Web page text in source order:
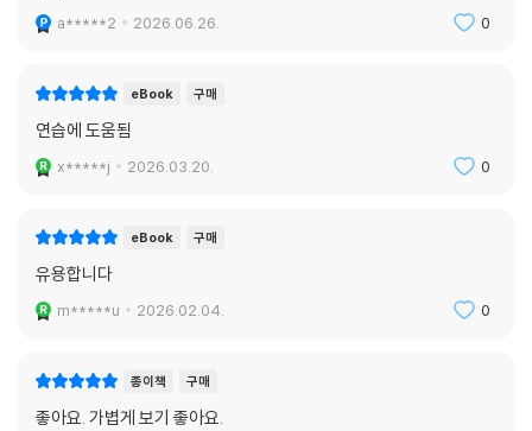
a*****2 2026.06.26. 0
eBook 구매
연습에 도움됨
x*****j 2026.03.20. 0
eBook 구매
유용합니다
m*****u 2026.02.04. 0
종이책 구매
좋아요. 가볍게 보기 좋아요.